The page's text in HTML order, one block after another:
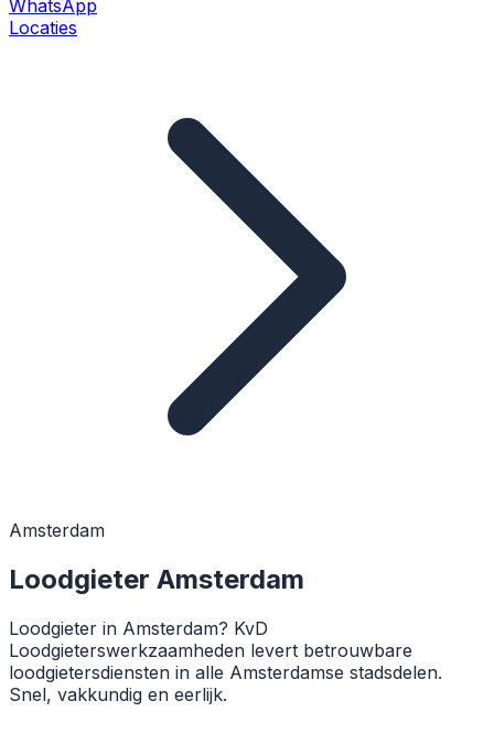
WhatsApp
Locaties
Amsterdam
Loodgieter Amsterdam
Loodgieter in Amsterdam? KvD
Loodgieterswerkzaamheden levert betrouwbare
loodgietersdiensten in alle Amsterdamse stadsdelen.
Snel, vakkundig en eerlijk.